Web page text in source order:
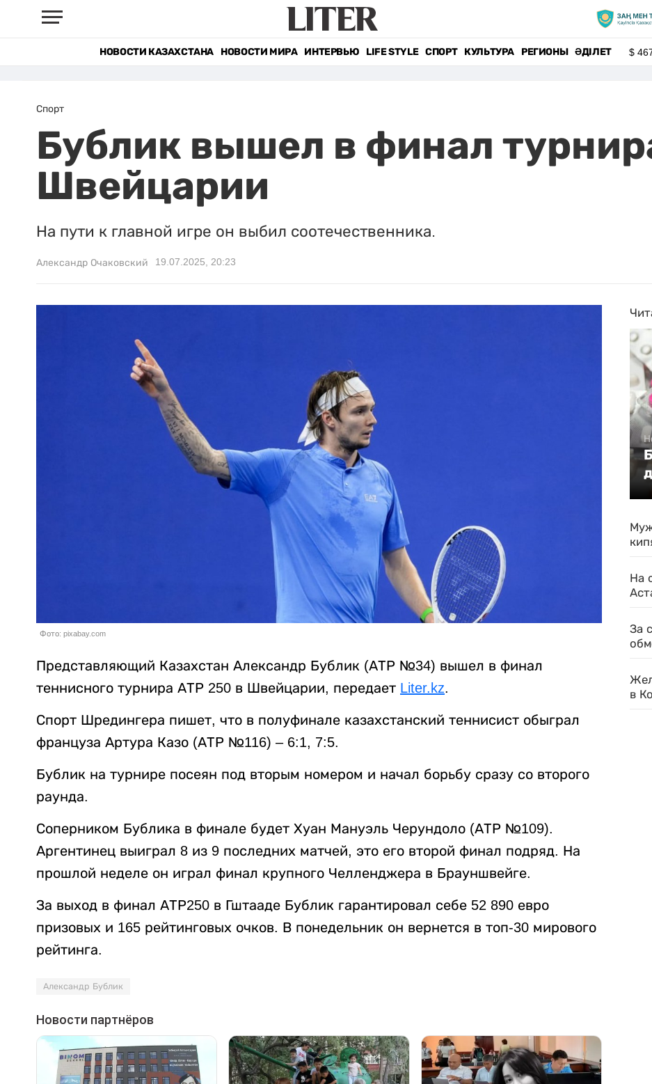
НОВОСТИ КАЗАХСТАНА НОВОСТИ МИРА ИНТЕРВЬЮ LIFE STYLE СПОРТ КУЛЬТУРА РЕГИОНЫ ӘДІЛЕТ $
Спорт
Бублик вышел в финал
Швейцарии
На пути к главной игре он выбил соотечественника.
Александр Очаковский 19.07.2025, 20:23
Фото: pixabay.com
Представляющий Казахстан Александр Бублик (АТР №34) вышел в финал
теннисного турнира АТР 250 в Швейцарии, передает Liter.kz.
Спорт Шредингера пишет, что в полуфинале казахстанский теннисист обыграл
француза Артура Казо (АТР №116) – 6:1, 7:5.
Бублик на турнире посеян под вторым номером и начал борьбу сразу со второго
раунда.
Соперником Бублика в финале будет Хуан Мануэль Черундоло (АТР №109).
Аргентинец выиграл 8 из 9 последних матчей, это его второй финал подряд. На
прошлой неделе он играл финал крупного Челленджера в Брауншвейге.
За выход в финал АТР250 в Гштааде Бублик гарантировал себе 52 890 евро
призовых и 165 рейтинговых очков. В понедельник он вернется в топ-30 мирового
рейтинга.
Александр Бублик
На
За
в